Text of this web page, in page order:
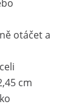
otáčet a
cm